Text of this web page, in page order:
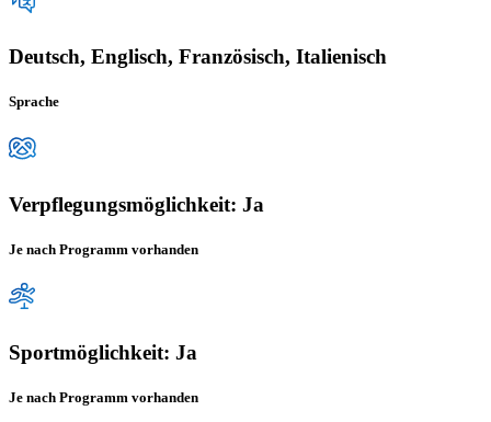
Deutsch, Englisch, Französisch, Italienisch
Sprache
Verpflegungsmöglichkeit: Ja
Je nach Programm vorhanden
Sportmöglichkeit: Ja
Je nach Programm vorhanden